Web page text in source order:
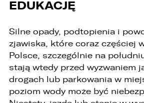
EDUKACJĘ
Silne opady, podtopienia i
zjawiska, które coraz częściej
Polsce, szczególnie na
stają wtedy przed wyzwaniem
drogach lub parkowania w
poziom wody może być
Audi Q7 45 TDI quattro.
FACEBOOK
WHATSAPP